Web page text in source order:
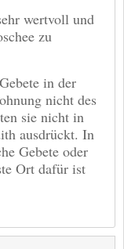
wertvoll und
zu
in der
nicht des
sie nicht in
ausdrückt. In
Gebete oder
Ort dafür ist